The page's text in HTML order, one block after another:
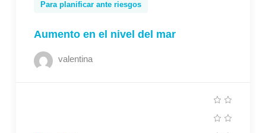
Para planificar ante riesgos
Aumento en el nivel del mar
valentina